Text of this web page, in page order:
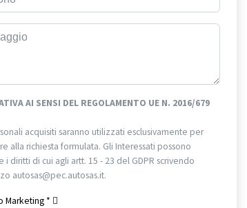
AI SENSI DEL REGOLAMENTO UE N. 2016/679
acquisiti saranno utilizzati esclusivamente per
alla richiesta formulata. Gli Interessati possono
i diritti di cui agli artt. 15 - 23 del GDPR scrivendo
autosas@pec.autosas.it.
Marketing *